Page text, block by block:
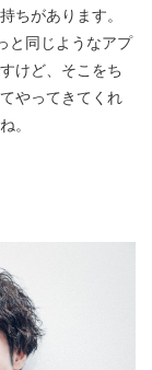
ちがあります。
と同じようなアプ
けど、そこをち
やってきてくれ
。